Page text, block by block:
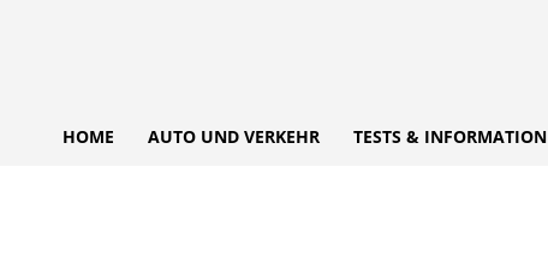
HOME AUTO UND VERKEHR TESTS & INFORMATION